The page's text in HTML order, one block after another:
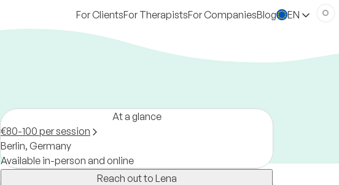
For ClientsFor TherapistsFor CompaniesBlog EN
At a glance
€80-100 per session
Berlin, Germany
Available in-person and online
Reach out to Lena